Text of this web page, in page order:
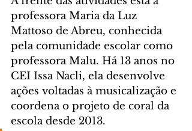
professora Maria da Luz
Mattoso de Abreu, conhecida
pela comunidade escolar como
professora Malu. Há 13 anos no
CEI Issa Nacli, ela desenvolve
ações voltadas à musicalização e
coordena o projeto de coral da
escola desde 2013.